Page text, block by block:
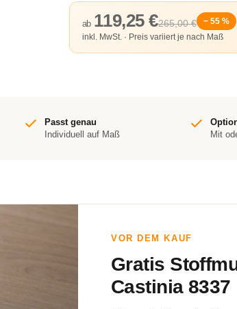
265,00 €
ab 119,25 €
− 55 %
inkl. MwSt. · Preis variiert je nach Maß
Passt genau
Individuell auf Maß
Mit
VOR DEM KAUF
Gratis
Castinia 8337